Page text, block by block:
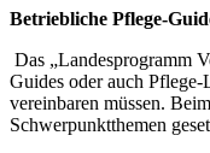
Betriebliche Pflege-
Das „Landesprogramm
Guides oder auch
vereinbaren müssen.
Schwerpunktthemen